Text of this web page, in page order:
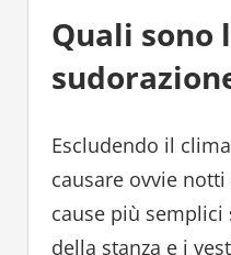
Quali sono
Escludendo il
causare ovvie
cause più
della stanza e i